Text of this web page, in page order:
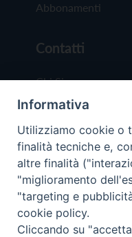
Abbonamenti
Contatti
Chi Siamo
Redazione
Scrivici
Copyright ©
Informativa
Utilizziamo cookie o
finalità tecniche e,
altre finalità
"miglioramento
"targeting e
cookie policy.
Cliccando su